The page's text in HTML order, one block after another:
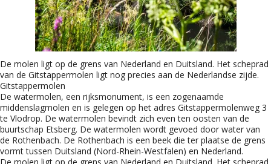
De molen ligt op de grens van Nederland en Duitsland. Het scheprad
van de Gitstappermolen ligt nog precies aan de Nederlandse zijde.
Gitstappermolen
De watermolen, een rijksmonument, is een zogenaamde
middenslagmolen en is gelegen op het adres Gitstappermolenweg 3
te Vlodrop. De watermolen bevindt zich even ten oosten van de
buurtschap Etsberg. De watermolen wordt gevoed door water van
de Rothenbach. De Rothenbach is een beek die ter plaatse de grens
vormt tussen Duitsland (Nord-Rhein-Westfalen) en Nederland.